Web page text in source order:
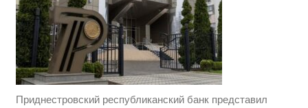
Приднестровский республиканский банк представил
i
Ролик длится несколько секунд,